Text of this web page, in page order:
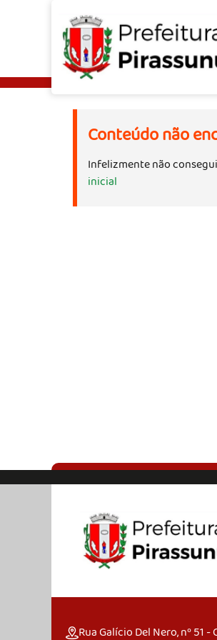
Conteúdo não
Infelizmente não
inicial
Rua Galício Del Nero, nº 51 -